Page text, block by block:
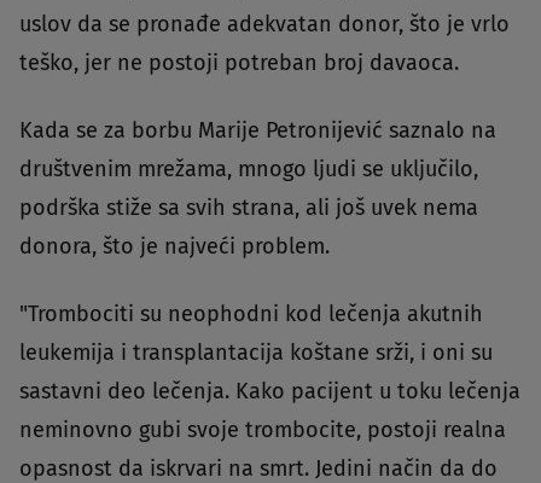
uslov da se pronađe adekvatan donor, što je vrlo
teško, jer ne postoji potreban broj davaoca.
Kada se za borbu Marije Petronijević saznalo na
društvenim mrežama, mnogo ljudi se uključilo,
podrška stiže sa svih strana, ali još uvek nema
donora, što je najveći problem.
"Trombociti su neophodni kod lečenja akutnih
leukemija i transplantacija koštane srži, i oni su
sastavni deo lečenja. Kako pacijent u toku lečenja
neminovno gubi svoje trombocite, postoji realna
opasnost da iskrvari na smrt. Jedini način da do